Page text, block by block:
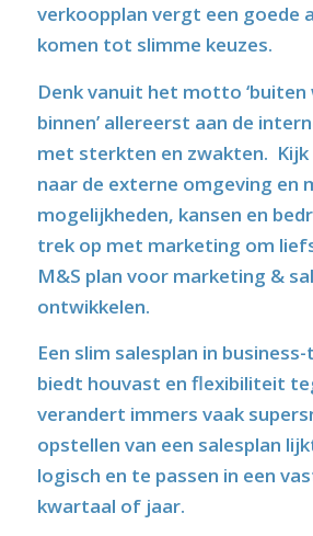
verkoopplan vergt een goede
komen tot slimme keuzes.
Denk vanuit het motto
binnen’ allereerst aan de
met sterkten en zwakten.
naar de externe omgeving en
mogelijkheden, kansen en
trek op met marketing om
M&S plan voor marketing &
ontwikkelen.
Een slim salesplan in
biedt houvast en flexibiliteit
verandert immers vaak
opstellen van een salesplan
logisch en te passen in een
kwartaal of jaar.